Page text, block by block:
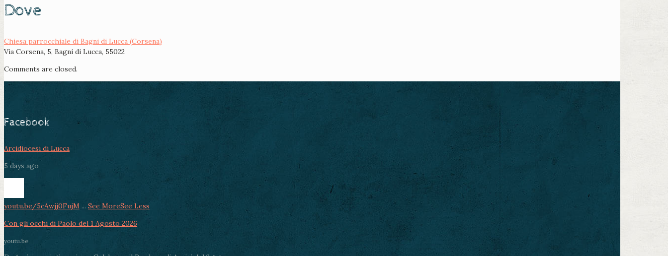
Dove
Chiesa parrocchiale di Bagni di Lucca (Corsena)
Via Corsena, 5, Bagni di Lucca, 55022
Comments are closed.
Facebook
Arcidiocesi di Lucca
5 days ago
youtu.be/5cAwjj0FujM ... See MoreSee Less
Con gli occhi di Paolo del 1 Agosto 2026
youtu.be